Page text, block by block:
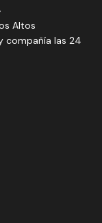
Altos
compañía las 24